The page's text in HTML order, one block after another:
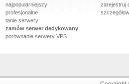
najpopularniejszy
profesjonalne
tanie serwery
zamów serwer dedykowany
porównanie serwery VPS
zarejestruj